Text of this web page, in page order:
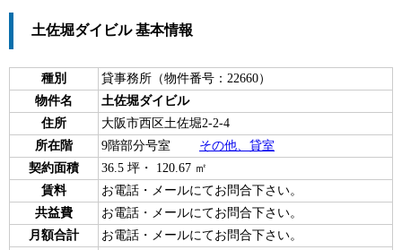
土佐堀ダイビル 基本情報
種別
貸事務所（物件番号：22660）
物件名
土佐堀ダイビル
住所
大阪市西区土佐堀2-2-4
所在階
9階部分号室 その他、貸室
契約面積
36.5 坪・ 120.67 ㎡
賃料
お電話・メールにてお問合下さい。
共益費
お電話・メールにてお問合下さい。
月額合計
お電話・メールにてお問合下さい。